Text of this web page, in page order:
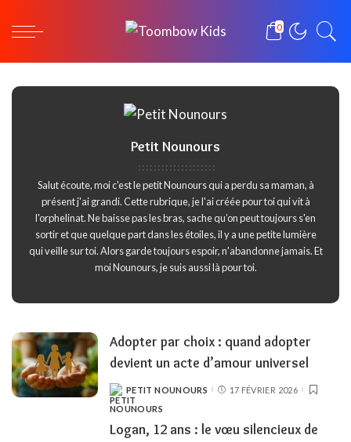
0
Petit Nounours
Salut écoute, moi c'est le petit Nounours qui a perdu sa maman, à
présent j'ai grandi. Cette rubrique, je l'ai créée pour toi qui vit à
l'orphelinat. Ne baisse pas les bras, sache qu’on peut toujours s'en
sortir et que quelque part dans les étoiles, il y a une petite lumière
qui veille sur toi. Alors garde toujours espoir, n'abandonne jamais. Et
moi Nounours, je suis aussi là pour toi.
Adopter par choix : quand adopter
devient un acte d’amour universel
POSTED
BY
PETIT NOUNOURS 17 FÉVRIER 2026
Logan, 12 ans : le vœu silencieux de